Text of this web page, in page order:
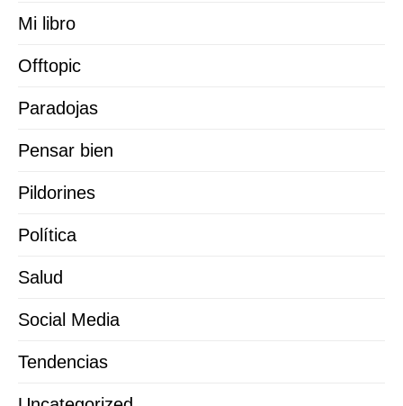
Mi libro
Offtopic
Paradojas
Pensar bien
Pildorines
Política
Salud
Social Media
Tendencias